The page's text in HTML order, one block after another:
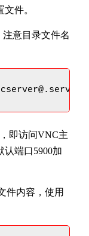
件。
意目录文件名
即访问VNC主
端口5900加
件内容，使用